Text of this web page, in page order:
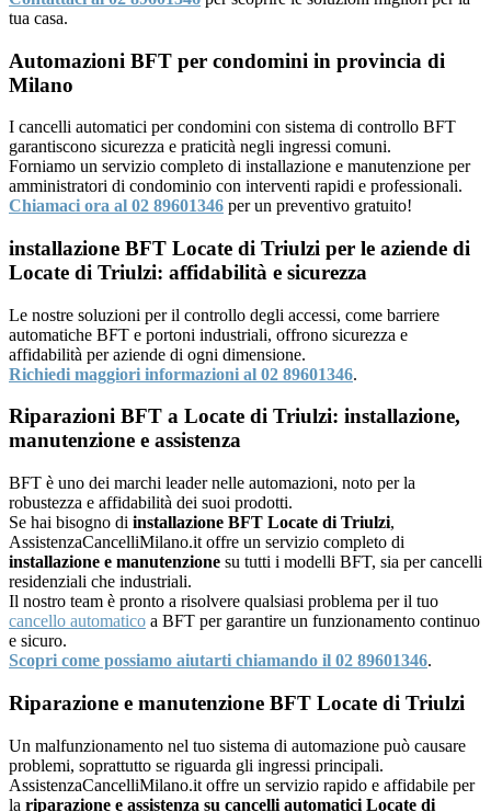
tua casa.
Automazioni BFT per condomini in provincia di
Milano
I cancelli automatici per condomini con sistema di controllo BFT
garantiscono sicurezza e praticità negli ingressi comuni.
Forniamo un servizio completo di installazione e manutenzione per
amministratori di condominio con interventi rapidi e professionali.
Chiamaci ora al 02 89601346 per un preventivo gratuito!
installazione BFT Locate di Triulzi per le aziende di
Locate di Triulzi: affidabilità e sicurezza
Le nostre soluzioni per il controllo degli accessi, come barriere
automatiche BFT e portoni industriali, offrono sicurezza e
affidabilità per aziende di ogni dimensione.
Richiedi maggiori informazioni al 02 89601346.
Riparazioni BFT a Locate di Triulzi: installazione,
manutenzione e assistenza
BFT è uno dei marchi leader nelle automazioni, noto per la
robustezza e affidabilità dei suoi prodotti.
Se hai bisogno di installazione BFT Locate di Triulzi,
AssistenzaCancelliMilano.it offre un servizio completo di
installazione e manutenzione su tutti i modelli BFT, sia per cancelli
residenziali che industriali.
Il nostro team è pronto a risolvere qualsiasi problema per il tuo
cancello automatico a BFT per garantire un funzionamento continuo
e sicuro.
Scopri come possiamo aiutarti chiamando il 02 89601346.
Riparazione e manutenzione BFT Locate di Triulzi
Un malfunzionamento nel tuo sistema di automazione può causare
problemi, soprattutto se riguarda gli ingressi principali.
AssistenzaCancelliMilano.it offre un servizio rapido e affidabile per
la riparazione e assistenza su cancelli automatici Locate di